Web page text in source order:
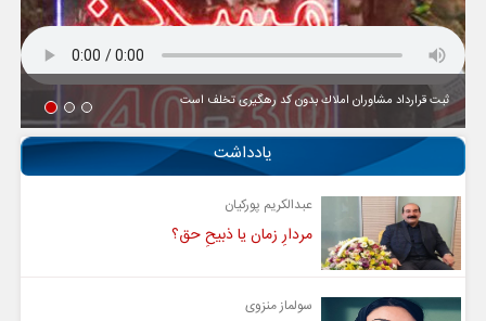
ثبت قرارداد مشاوران املاك بدون كد رهگیری تخلف است
یادداشت
عبدالکریم پورکیان
مردارِ زمان یا ذبیحِ حق؟
سولماز منزوی